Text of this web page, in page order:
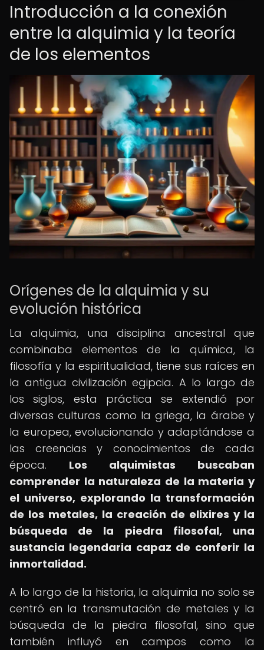
Introducción a la conexión
entre la alquimia y la teoría
de los elementos
Orígenes de la alquimia y su
evolución histórica
La alquimia, una disciplina ancestral que
combinaba elementos de la química, la
filosofía y la espiritualidad, tiene sus raíces en
la antigua civilización egipcia. A lo largo de
los siglos, esta práctica se extendió por
diversas culturas como la griega, la árabe y
la europea, evolucionando y adaptándose a
las creencias y conocimientos de cada
época. Los alquimistas buscaban
comprender la naturaleza de la materia y
el universo, explorando la transformación
de los metales, la creación de elixires y la
búsqueda de la piedra filosofal, una
sustancia legendaria capaz de conferir la
inmortalidad.
A lo largo de la historia, la alquimia no solo se
centró en la transmutación de metales y la
búsqueda de la piedra filosofal, sino que
también influyó en campos como la